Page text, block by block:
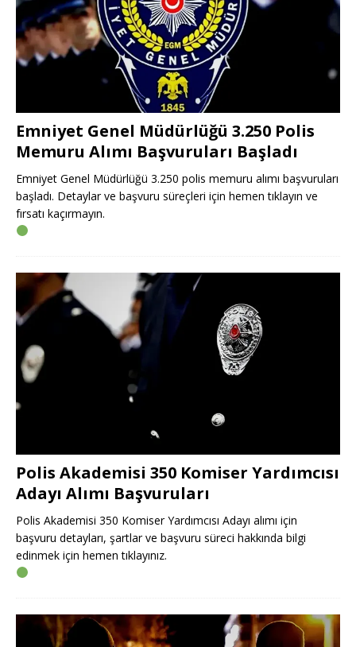
Emniyet Genel Müdürlüğü 3.250 Polis
Memuru Alımı Başvuruları Başladı
Emniyet Genel Müdürlüğü 3.250 polis memuru alımı başvuruları
başladı. Detaylar ve başvuru süreçleri için hemen tıklayın ve
fırsatı kaçırmayın.
Polis Akademisi 350 Komiser Yardımcısı
Adayı Alımı Başvuruları
Polis Akademisi 350 Komiser Yardımcısı Adayı alımı için
başvuru detayları, şartlar ve başvuru süreci hakkında bilgi
edinmek için hemen tıklayınız.